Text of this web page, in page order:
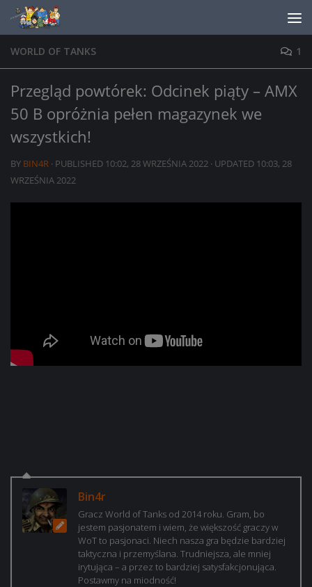
Skip to content
WORLD OF TANKS 1
Przegląd powtórek: Odcinek piąty – AMX
50 B opróżnia pełen magazynek we
wszystkich!
BY BIN4R · PUBLISHED 10:02, 28 WRZEŚNIA 2022 · UPDATED 10:03, 28
WRZEŚNIA 2022
Bin4r
Gracz World of Tanks od 2014 roku. Gram, bo
jestem pasjonatem i wiem, że większość graczy w
WoT to pasjonaci. Niech nasza gra będzie bardziej
taktyczna i przemyślana. Trudniejsza, ale mniej
irytująca – a przez to bardziej satysfakcjonująca.
Postawmy na miodność!